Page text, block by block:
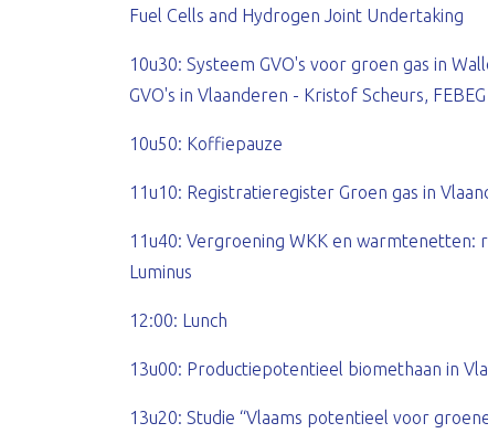
Fuel Cells and Hydrogen Joint Undertaking
10u30: Systeem GVO's voor groen gas in
GVO's in Vlaanderen - Kristof Scheurs, FEBEG
10u50: Koffiepauze
11u10: Registratieregister Groen gas in
11u40: Vergroening WKK en warmtenetten:
Luminus
12:00: Lunch
13u00: Productiepotentieel biomethaan in
13u20: Studie “Vlaams potentieel voor